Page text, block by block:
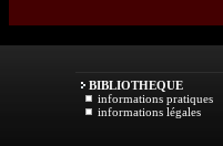
BIBLIOTHEQUE
informations pratiques
informations légales